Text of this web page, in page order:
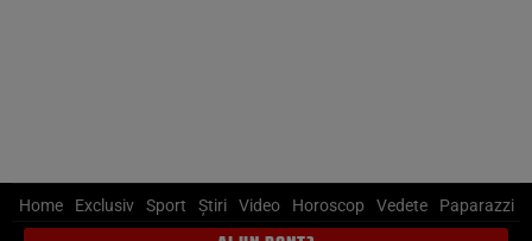
Home Exclusiv Sport Știri Video Horoscop Vedete Paparazzi